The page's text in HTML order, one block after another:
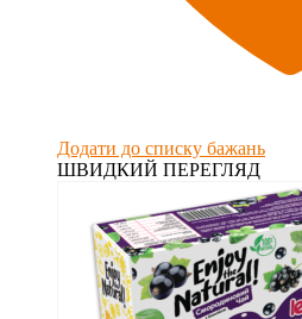
Додати до списку бажань
ШВИДКИЙ ПЕРЕГЛЯД